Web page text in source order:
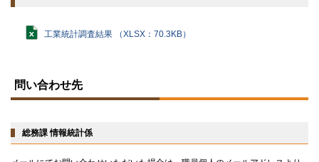
工業統計調査結果 （XLSX：70.3KB）
ッ問い合わせ先
総務課 情報統計係